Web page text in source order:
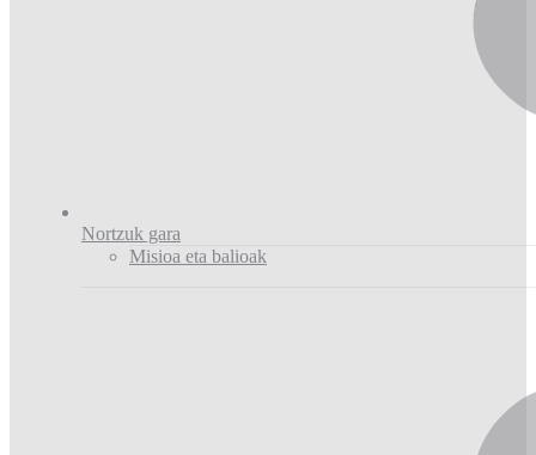
Nortzuk gara
Misioa eta balioak